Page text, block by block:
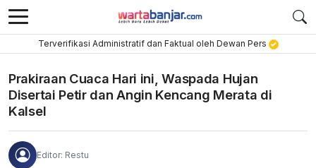
Terverifikasi Administratif dan Faktual oleh Dewan Pers
Prakiraan Cuaca Hari ini, Waspada Hujan
Disertai Petir dan Angin Kencang Merata di
Kalsel
Editor: Restu